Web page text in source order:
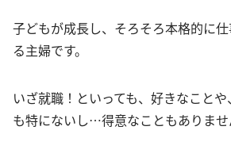
子どもが成長し、そろそろ本格的に
る主婦です。
いざ就職！といっても、好きなこと
も特にないし…得意なこともありませ